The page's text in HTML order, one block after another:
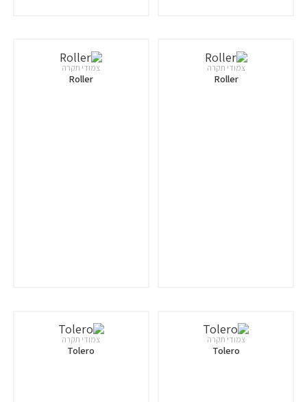
צמודי תקרה
Roller
צמודי תקרה
Roller
צמודי תקרה
Tolero
צמודי תקרה
Tolero